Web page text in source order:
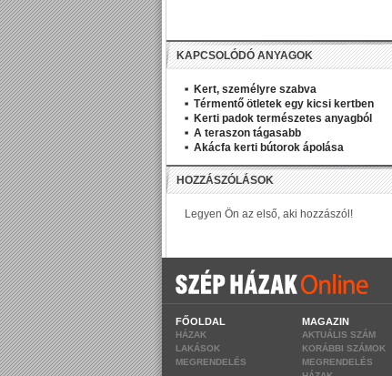
KAPCSOLÓDÓ ANYAGOK
Kert, személyre szabva
Térmentő ötletek egy kicsi kertben
Kerti padok természetes anyagból
A teraszon tágasabb
Akácfa kerti bútorok ápolása
FŐOLDAL
HÁZAK
LAKÁSOK
MEGRENDELÉS
MAGAZIN
AKTUÁLIS SZÁM
KORÁBBI SZÁMOK
MEGRENDELÉS